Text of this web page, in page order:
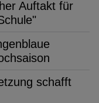
Auftakt für
schafft